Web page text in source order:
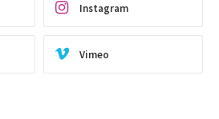
Instagram
Vimeo